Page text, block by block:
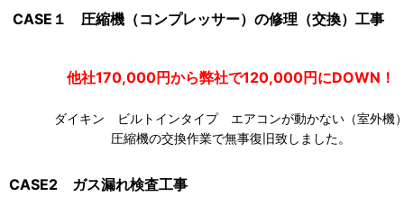
CASE１ 圧縮機（コンプレッサー）の修理（交換）工事
他社170,000円から弊社で120,000円に
ダイキン ビルトインタイプ エアコンが動かない（室外機
圧縮機の交換作業で無事復旧致しました。
CASE2 ガス漏れ検査工事